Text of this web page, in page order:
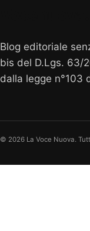
Blog editoriale
bis del D.Lgs. 63/
dalla legge n°103
© 2026 La Voce Nuova.